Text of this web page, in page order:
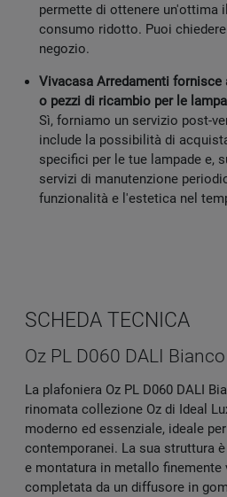
permette di ottenere un'ottima
consumo ridotto. Puoi
negozio.
Vivacasa Arredamenti
o pezzi di ricambio per le
Sì, forniamo un servizio post-
include la possibilità di
specifici per le tue lampade e,
servizi di manutenzione
funzionalità e l'estetica nel
SCHEDA TECNICA
Oz PL D060 DALI
La plafoniera Oz PL D060 DALI
rinomata collezione Oz di Ideal
moderno ed essenziale, ideale
contemporanei. La sua struttura
e montatura in metallo finemente
completata da un diffusore in